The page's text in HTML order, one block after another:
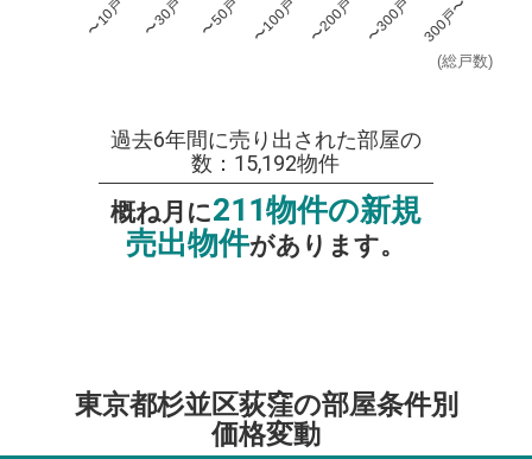
(総戸数)
〜10戸 〜30戸 〜50戸 〜100戸 〜200戸 〜300戸 300戸〜
過去6年間に売り出された部屋の
数：15,192物件
概ね月に211物件の新規
売出物件があります。
東京都杉並区荻窪の部屋条件別
価格変動